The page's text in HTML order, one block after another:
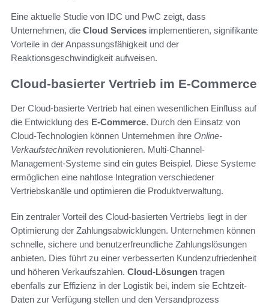
Eine aktuelle Studie von IDC und PwC zeigt, dass
Unternehmen, die Cloud Services implementieren, signifikante
Vorteile in der Anpassungsfähigkeit und der
Reaktionsgeschwindigkeit aufweisen.
Cloud-basierter Vertrieb im E-Commerce
Der Cloud-basierte Vertrieb hat einen wesentlichen Einfluss auf
die Entwicklung des E-Commerce. Durch den Einsatz von
Cloud-Technologien können Unternehmen ihre Online-
Verkaufstechniken revolutionieren. Multi-Channel-
Management-Systeme sind ein gutes Beispiel. Diese Systeme
ermöglichen eine nahtlose Integration verschiedener
Vertriebskanäle und optimieren die Produktverwaltung.
Ein zentraler Vorteil des Cloud-basierten Vertriebs liegt in der
Optimierung der Zahlungsabwicklungen. Unternehmen können
schnelle, sichere und benutzerfreundliche Zahlungslösungen
anbieten. Dies führt zu einer verbesserten Kundenzufriedenheit
und höheren Verkaufszahlen. Cloud-Lösungen tragen
ebenfalls zur Effizienz in der Logistik bei, indem sie Echtzeit-
Daten zur Verfügung stellen und den Versandprozess